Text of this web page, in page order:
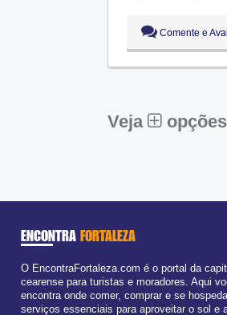
Comente e
Veja
ENCONTRA FORTALEZA
O EncontraFortaleza.com é o portal da
cearense para turistas e moradores. Aqui
encontra onde comer, comprar e se
serviços essenciais para aproveitar o sol e